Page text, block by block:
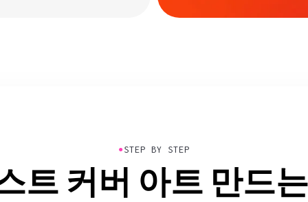
●STEP BY STEP
트 커버 아트 만드